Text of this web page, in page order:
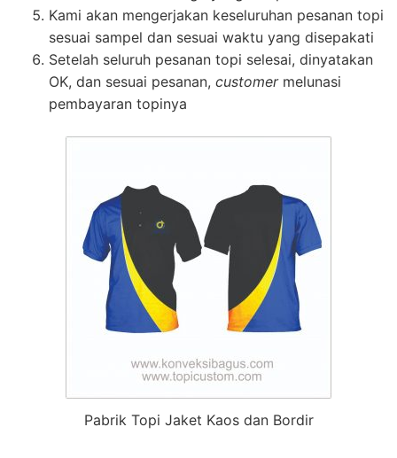
Kami akan mengerjakan keseluruhan pesanan topi
sesuai sampel dan sesuai waktu yang disepakati
Setelah seluruh pesanan topi selesai, dinyatakan
OK, dan sesuai pesanan, customer melunasi
pembayaran topinya
Pabrik Topi Jaket Kaos dan Bordir